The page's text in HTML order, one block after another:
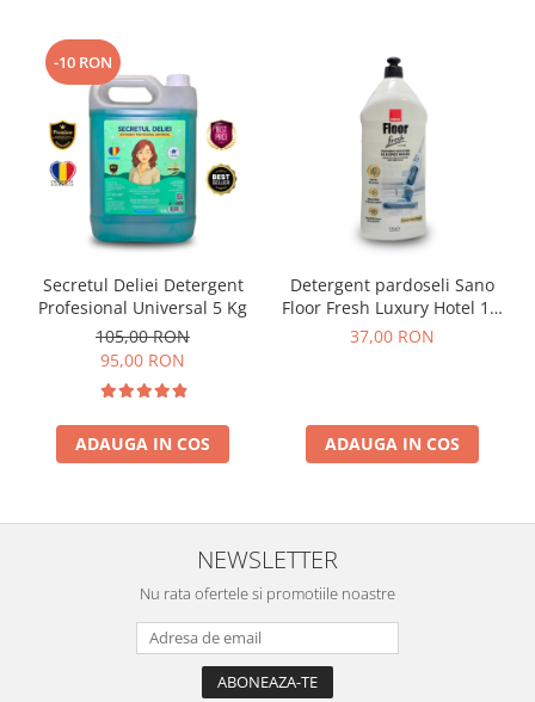
-10 RON
Secretul Deliei Detergent
Profesional Universal 5 Kg
105,00 RON
95,00 RON
ADAUGA IN COS
Detergent pardoseli Sano
Floor Fresh Luxury Hotel 1.5
L
37,00 RON
ADAUGA IN COS
NEWSLETTER
Nu rata ofertele si promotiile noastre